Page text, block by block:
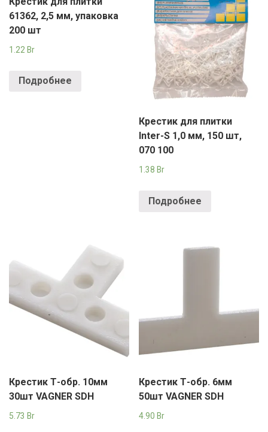
61362, 2,5 мм, упаковка
200 шт
1.22 Br
Подробнее
Крестик для плитки
Inter-S 1,0 мм, 150 шт,
070 100
1.38 Br
Подробнее
Крестик Т-обр. 10мм
30шт VAGNER SDH
5.73 Br
Крестик Т-обр. 6мм
50шт VAGNER SDH
4.90 Br